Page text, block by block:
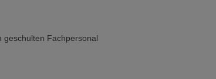
geschulten Fachpersonal